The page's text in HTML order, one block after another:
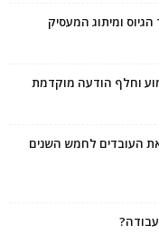
וחלף הודעה מוקדמת
העובדים לחמש השנים